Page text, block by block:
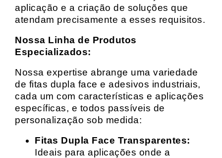
aplicação e a criação de soluções que
atendam precisamente a esses requisitos.
Nossa Linha de Produtos
Especializados:
Nossa expertise abrange uma variedade
de fitas dupla face e adesivos industriais,
cada um com características e aplicações
específicas, e todos passíveis de
personalização sob medida:
Fitas Dupla Face Transparentes:
Ideais para aplicações onde a